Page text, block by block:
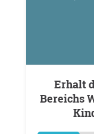
Erhalt des Verkehrsberuhigten
Bereichs